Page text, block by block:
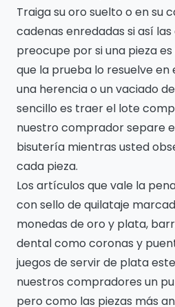
Traiga su oro suelto o en su
cadenas enredadas si así
preocupe por si una pieza
que la prueba lo resuelve
una herencia o un vaciado
sencillo es traer el lote
nuestro comprador separe
bisutería mientras usted
cada pieza.
Los artículos que vale la
con sello de quilataje
monedas de oro y plata,
dental como coronas y
juegos de servir de plata
nuestros compradores un
pero como las piezas más